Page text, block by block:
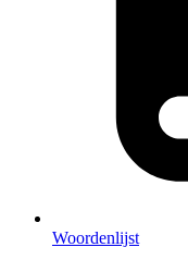
Woordenlijst